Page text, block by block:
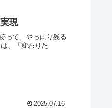
現
って、やっぱり残る
、「変わりた
2025.07.16